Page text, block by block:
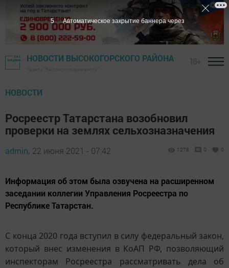
НОВОСТИ ВЫСОКОГОРСКОГО РАЙОНА
НОВОСТИ
Росреестр Татарстана возобновил
проверки на землях сельхозназначения
admin, 22 июня 2021 - 07:42 1278 0 0
Информация об этом была озвучена на расширенном
заседании коллегии Управления Росреестра по
Республике Татарстан.
C конца 2020 года вступил в силу федеральный закон,
который внес изменения в КоАП РФ, позволяющий
инспекторам Росреестра рассматривать дела об
4 Автоматическое закрытие баннера через